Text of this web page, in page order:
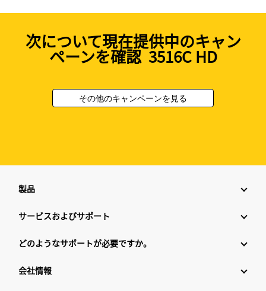
次について現在提供中のキャン
ペーンを確認 3516C HD
その他のキャンペーンを見る
製品
サービスおよびサポート
どのようなサポートが必要ですか。
会社情報